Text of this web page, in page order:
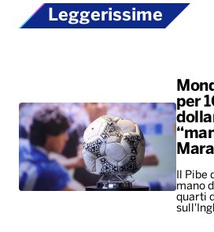
Leggerissime
per
Il Pibe
mano
quarti